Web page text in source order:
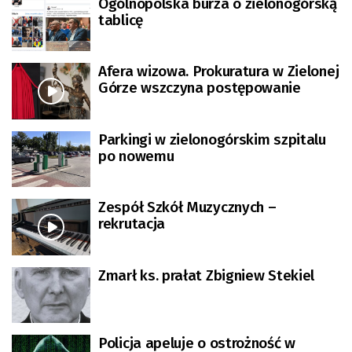
tablicę
Afera wizowa. Prokuratura w Zielonej
Górze wszczyna postępowanie
Parkingi w zielonogórskim szpitalu
po nowemu
Zespół Szkół Muzycznych –
rekrutacja
Zmarł ks. prałat Zbigniew Stekiel
Policja apeluje o ostrożność w